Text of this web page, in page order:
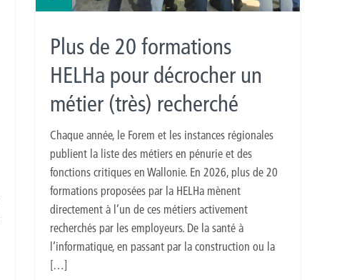
Plus de 20 formations
HELHa pour décrocher un
métier (très) recherché
Chaque année, le Forem et les instances régionales
publient la liste des métiers en pénurie et des
fonctions critiques en Wallonie. En 2026, plus de 20
formations proposées par la HELHa mènent
directement à l’un de ces métiers activement
recherchés par les employeurs. De la santé à
l’informatique, en passant par la construction ou la
[…]